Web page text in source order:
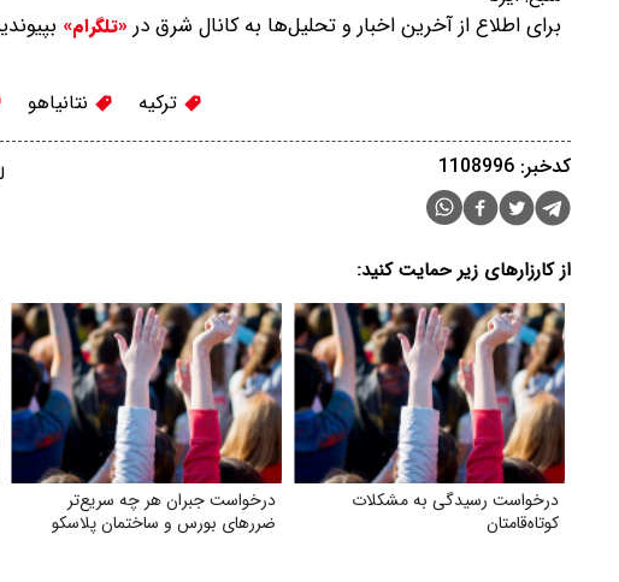
برای اطلاع از آخرین اخبار و تحلیل‌ها به کانال شرق در «تلگرام»
ترکیه نتانیاهو
کدخبر: 1108996
از کارزارهای زیر حمایت کنید:
درخواست رسیدگی به مشکلات
کوتاه‌قامتان
درخواست جبران هر چه سریع‌تر
ضررهای بورس و ساختمان پلاسکو